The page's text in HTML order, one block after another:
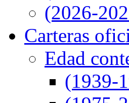
(2026-
Carteras
Edad
(1939-